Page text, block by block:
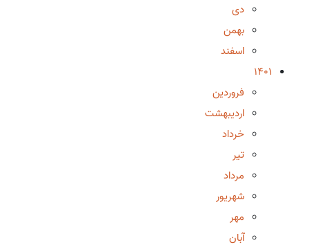
دی
بهمن
اسفند
1401
فروردین
اردیبهشت
خرداد
تیر
مرداد
شهریور
مهر
آبان